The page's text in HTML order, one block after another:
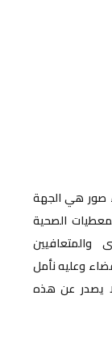
صور هي الجهة
الصحية
والمتعافيين
وعليه نأمل
يصدر عن هذه